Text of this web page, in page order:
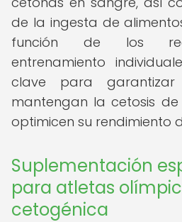
de la ingesta de
función de los
entrenamiento
clave para
mantengan la cetosis
optimicen su rendimiento
Suplementación
para atletas
cetogénica